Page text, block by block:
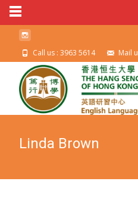
Call us : 3963 5614 Mail
Linda Brown